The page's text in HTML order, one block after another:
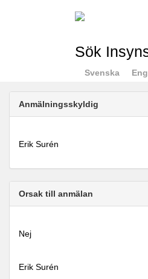
Sök
Svenska
Anmälningsskyldig
Erik Surén
Orsak till anmälan
Nej
Erik Surén